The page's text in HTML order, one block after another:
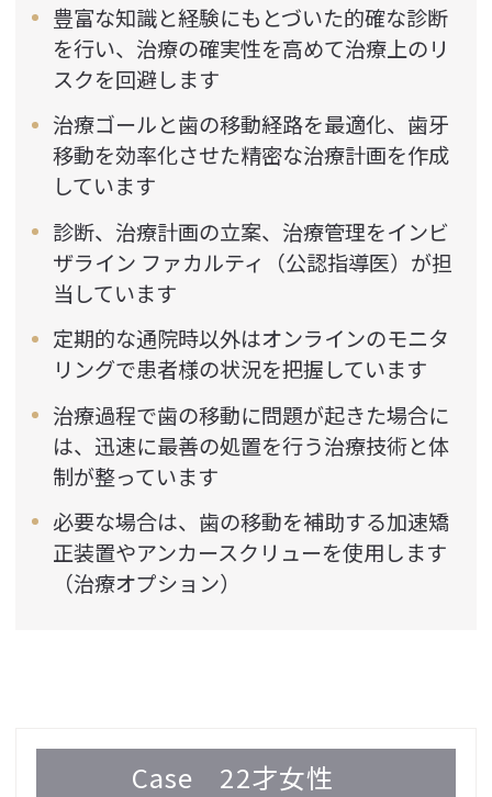
豊富な知識と経験にもとづいた的確な診断
を行い、治療の確実性を高めて治療上のリ
スクを回避します
治療ゴールと歯の移動経路を最適化、歯牙
移動を効率化させた精密な治療計画を作成
しています
診断、治療計画の立案、治療管理をインビ
ザライン ファカルティ（公認指導医）が担
当しています
定期的な通院時以外はオンラインのモニタ
リングで患者様の状況を把握しています
治療過程で歯の移動に問題が起きた場合に
は、迅速に最善の処置を行う治療技術と体
制が整っています
必要な場合は、歯の移動を補助する加速矯
正装置やアンカースクリューを使用します
（治療オプション）
Case 22才女性